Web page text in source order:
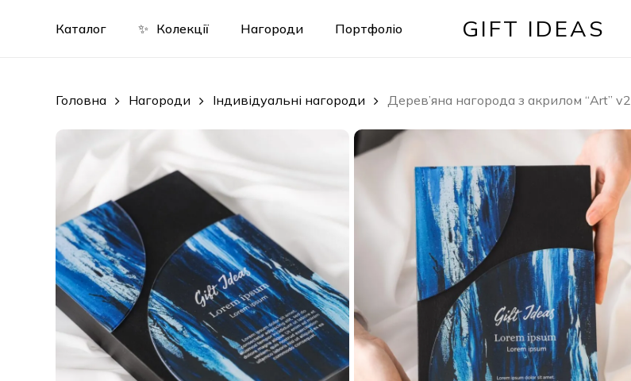
GIFT IDEAS
Каталог ✨ Колекції Нагороди Портфоліо
Головна Нагороди Індивідуальні нагороди Дерев’яна нагорода з акрилом “Art” v2